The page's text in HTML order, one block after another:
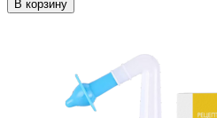
В корзину